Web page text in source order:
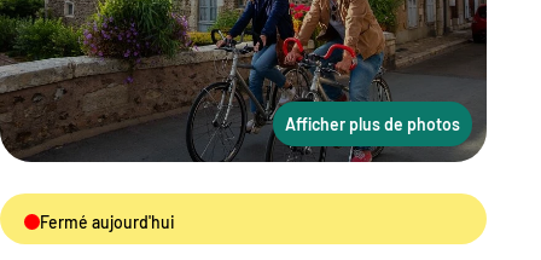
Afficher plus de photos
Fermé aujourd'hui